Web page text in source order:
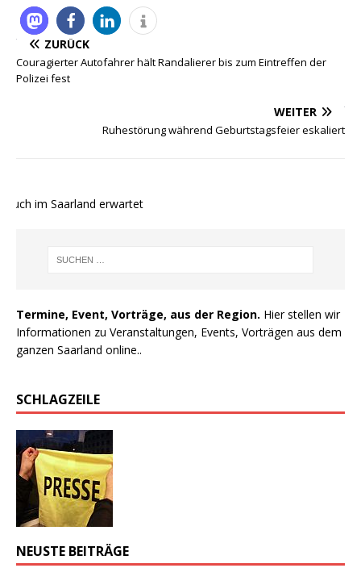
ZURÜCK
Couragierter Autofahrer hält Randalierer bis zum Eintreffen der
Polizei fest
WEITER
Ruhestörung während Geburtstagsfeier eskaliert
im Saarland erwartet
Termine, Event, Vorträge, aus der Region. Hier stellen wir
Informationen zu Veranstaltungen, Events, Vorträgen aus dem
ganzen Saarland online..
SCHLAGZEILE
NEUSTE BEITRÄGE